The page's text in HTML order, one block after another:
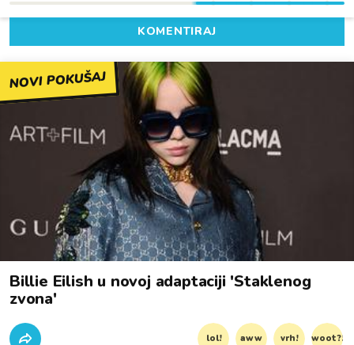
KOMENTIRAJ
NOVI POKUŠAJ
Billie Eilish u novoj adaptaciji 'Staklenog
zvona'
lol! aww vrh! woot?!